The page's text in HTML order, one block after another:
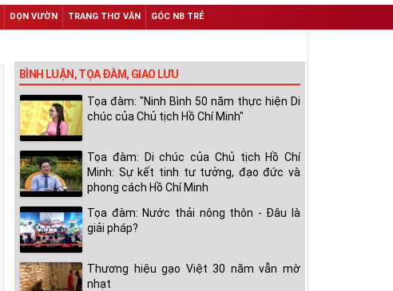
DỌN VƯỜN TRANG THƠ VĂN GÓC NB TRẺ
BÌNH LUẬN, TỌA ĐÀM, GIAO LƯU
Tọa đàm: "Ninh Bình 50 năm thực hiện Di
chúc của Chủ tịch Hồ Chí Minh"
Tọa đàm: Di chúc của Chủ tịch Hồ Chí
Minh: Sự kết tinh tư tưởng, đạo đức và
phong cách Hồ Chí Minh
Tọa đàm: Nước thải nông thôn - Đâu là
giải pháp?
Thương hiệu gạo Việt 30 năm vẫn mờ
nhạt